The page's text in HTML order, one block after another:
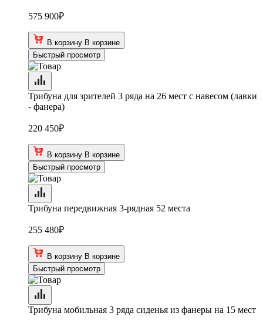
575 900₽
В корзину В корзине
Быстрый просмотр
Трибуна для зрителей 3 ряда на 26 мест с навесом (лавки
- фанера)
220 450₽
В корзину В корзине
Быстрый просмотр
Трибуна передвижная 3-рядная 52 места
255 480₽
В корзину В корзине
Быстрый просмотр
Трибуна мобильная 3 ряда сиденья из фанеры на 15 мест